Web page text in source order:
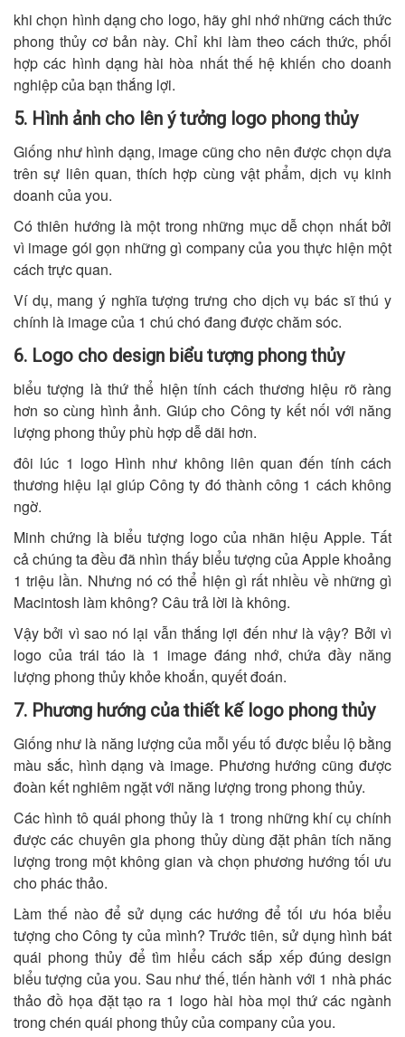
khi chọn hình dạng cho logo, hãy ghi nhớ những cách thức
phong thủy cơ bản này. Chỉ khi làm theo cách thức, phối
hợp các hình dạng hài hòa nhất thế hệ khiến cho doanh
nghiệp của bạn thắng lợi.
5. Hình ảnh cho lên ý tưởng logo phong thủy
Giống như hình dạng, image cũng cho nên được chọn dựa
trên sự liên quan, thích hợp cùng vật phẩm, dịch vụ kinh
doanh của you.
Có thiên hướng là một trong những mục dễ chọn nhất bởi
vì image gói gọn những gì company của you thực hiện một
cách trực quan.
Ví dụ, mang ý nghĩa tượng trưng cho dịch vụ bác sĩ thú y
chính là image của 1 chú chó đang được chăm sóc.
6. Logo cho design biểu tượng phong thủy
biểu tượng là thứ thể hiện tính cách thương hiệu rõ ràng
hơn so cùng hình ảnh. Giúp cho Công ty kết nối với năng
lượng phong thủy phù hợp dễ dãi hơn.
đôi lúc 1 logo Hình như không liên quan đến tính cách
thương hiệu lại giúp Công ty đó thành công 1 cách không
ngờ.
Minh chứng là biểu tượng logo của nhãn hiệu Apple. Tất
cả chúng ta đều đã nhìn thấy biểu tượng của Apple khoảng
1 triệu lần. Nhưng nó có thể hiện gì rất nhiều về những gì
Macintosh làm không? Câu trả lời là không.
Vậy bởi vì sao nó lại vẫn thắng lợi đến như là vậy? Bởi vì
logo của trái táo là 1 image đáng nhớ, chứa đầy năng
lượng phong thủy khỏe khoắn, quyết đoán.
7. Phương hướng của thiết kế logo phong thủy
Giống như là năng lượng của mỗi yếu tố được biểu lộ bằng
màu sắc, hình dạng và image. Phương hướng cũng được
đoàn kết nghiêm ngặt với năng lượng trong phong thủy.
Các hình tô quái phong thủy là 1 trong những khí cụ chính
được các chuyên gia phong thủy dùng đặt phân tích năng
lượng trong một không gian và chọn phương hướng tối ưu
cho phác thảo.
Làm thế nào để sử dụng các hướng để tối ưu hóa biểu
tượng cho Công ty của mình? Trước tiên, sử dụng hình bát
quái phong thủy để tìm hiểu cách sắp xếp đúng design
biểu tượng của you. Sau như thế, tiến hành với 1 nhà phác
thảo đồ họa đặt tạo ra 1 logo hài hòa mọi thứ các ngành
trong chén quái phong thủy của company của you.